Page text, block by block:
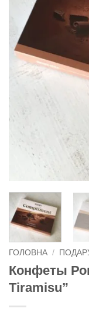
ГОЛОВНА /
Конфеты
Tiramisu”